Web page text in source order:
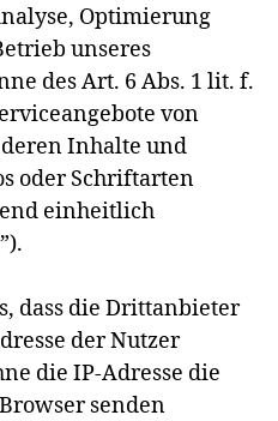
Optimierung
unseres
des Art. 6 Abs. 1 lit. f.
von
Inhalte und
oder Schriftarten
einheitlich
dass die Drittanbieter
der Nutzer
die IP-Adresse die
senden